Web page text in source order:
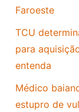
Faroeste
TCU
para
entenda
Médico
estupro de